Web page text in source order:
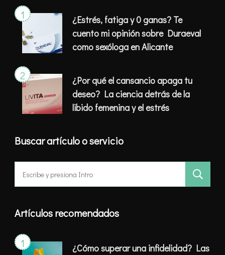
¿Estrés, fatiga y 0 ganas? Te
cuento mi opinión sobre Duraeval
como sexóloga en Alicante
¿Por qué el cansancio apaga tu
deseo? La ciencia detrás de la
libido femenina y el estrés
Buscar artículo o servicio
Buscar:
Artículos recomendados
¿Cómo superar una infidelidad? Las